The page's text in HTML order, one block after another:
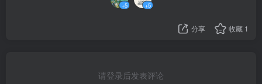
+5 +5
分享 收藏 1
请登录后发表评论